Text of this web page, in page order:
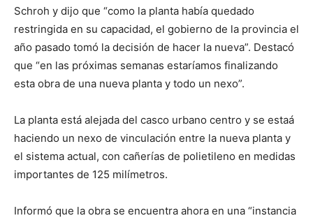
Schroh y dijo que “como la planta había quedado
restringida en su capacidad, el gobierno de la provincia el
año pasado tomó la decisión de hacer la nueva”. Destacó
que “en las próximas semanas estaríamos finalizando
esta obra de una nueva planta y todo un nexo”.
La planta está alejada del casco urbano centro y se estaá
haciendo un nexo de vinculación entre la nueva planta y
el sistema actual, con cañerías de polietileno en medidas
importantes de 125 milímetros.
Informó que la obra se encuentra ahora en una “instancia